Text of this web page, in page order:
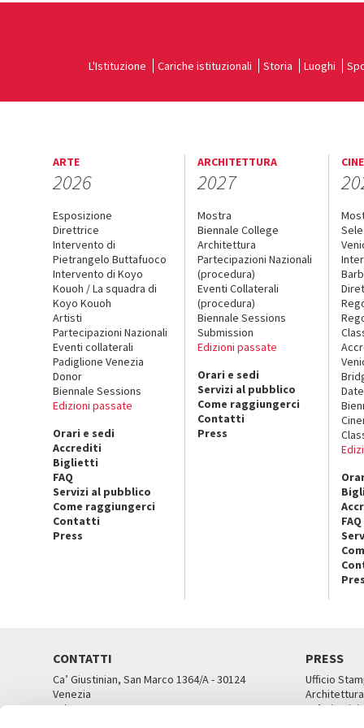
L'Istituzione Cariche istituzionali Storia Luoghi
ARTE
2026
Esposizione
Direttrice
Intervento di
Pietrangelo Buttafuoco
Intervento di Koyo
Kouoh / La squadra di
Koyo Kouoh
Artisti
Partecipazioni Nazionali
Eventi collaterali
Padiglione Venezia
Donor
Biennale Sessions
Edizioni passate
Orari e sedi
Accrediti
Biglietti
FAQ
Servizi al pubblico
Come raggiungerci
Contatti
Press
ARCHITETTURA
2027
Mostra
Biennale College
Architettura
Partecipazioni Nazionali
(procedura)
Eventi Collaterali
(procedura)
Biennale Sessions
Submission
Edizioni passate
Orari e sedi
Servizi al pubblico
Come raggiungerci
Contatti
Press
FAQ
CONTATTI
Ca’ Giustinian, San Marco 1364/A - 30124
Venezia
Tel. 041 5218711
PRESS
Ufficio
Architettura
Ca’